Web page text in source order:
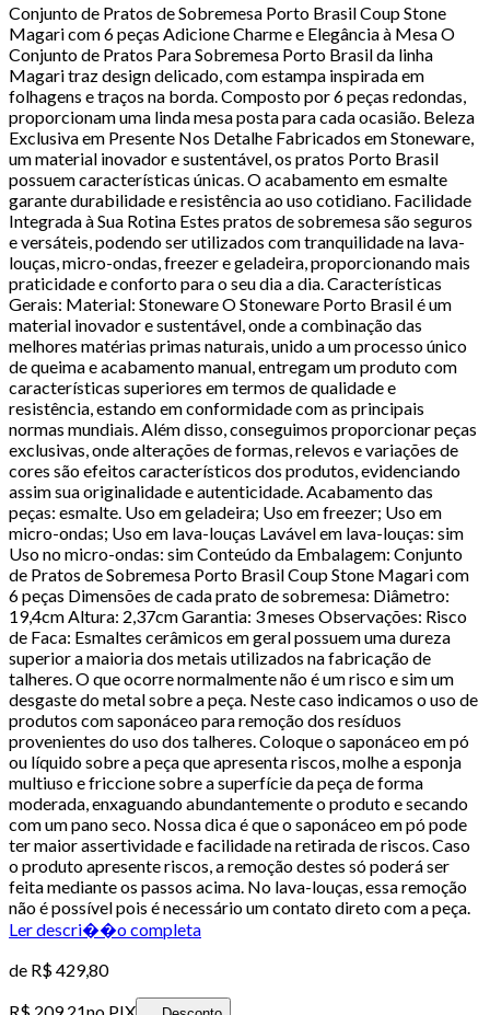
Conjunto de Pratos de Sobremesa Porto Brasil Coup Stone
Magari com 6 peças Adicione Charme e Elegância à Mesa O
Conjunto de Pratos Para Sobremesa Porto Brasil da linha
Magari traz design delicado, com estampa inspirada em
folhagens e traços na borda. Composto por 6 peças redondas,
proporcionam uma linda mesa posta para cada ocasião. Beleza
Exclusiva em Presente Nos Detalhe Fabricados em Stoneware,
um material inovador e sustentável, os pratos Porto Brasil
possuem características únicas. O acabamento em esmalte
garante durabilidade e resistência ao uso cotidiano. Facilidade
Integrada à Sua Rotina Estes pratos de sobremesa são seguros
e versáteis, podendo ser utilizados com tranquilidade na lava-
louças, micro-ondas, freezer e geladeira, proporcionando mais
praticidade e conforto para o seu dia a dia. Características
Gerais: Material: Stoneware O Stoneware Porto Brasil é um
material inovador e sustentável, onde a combinação das
melhores matérias primas naturais, unido a um processo único
de queima e acabamento manual, entregam um produto com
características superiores em termos de qualidade e
resistência, estando em conformidade com as principais
normas mundiais. Além disso, conseguimos proporcionar peças
exclusivas, onde alterações de formas, relevos e variações de
cores são efeitos característicos dos produtos, evidenciando
assim sua originalidade e autenticidade. Acabamento das
peças: esmalte. Uso em geladeira; Uso em freezer; Uso em
micro-ondas; Uso em lava-louças Lavável em lava-louças: sim
Uso no micro-ondas: sim Conteúdo da Embalagem: Conjunto
de Pratos de Sobremesa Porto Brasil Coup Stone Magari com
6 peças Dimensões de cada prato de sobremesa: Diâmetro:
19,4cm Altura: 2,37cm Garantia: 3 meses Observações: Risco
de Faca: Esmaltes cerâmicos em geral possuem uma dureza
superior a maioria dos metais utilizados na fabricação de
talheres. O que ocorre normalmente não é um risco e sim um
desgaste do metal sobre a peça. Neste caso indicamos o uso de
produtos com saponáceo para remoção dos resíduos
provenientes do uso dos talheres. Coloque o saponáceo em pó
ou líquido sobre a peça que apresenta riscos, molhe a esponja
multiuso e friccione sobre a superfície da peça de forma
moderada, enxaguando abundantemente o produto e secando
com um pano seco. Nossa dica é que o saponáceo em pó pode
ter maior assertividade e facilidade na retirada de riscos. Caso
o produto apresente riscos, a remoção destes só poderá ser
feita mediante os passos acima. No lava-louças, essa remoção
não é possível pois é necessário um contato direto com a peça.
Ler descri��o completa
de R$ 429,80